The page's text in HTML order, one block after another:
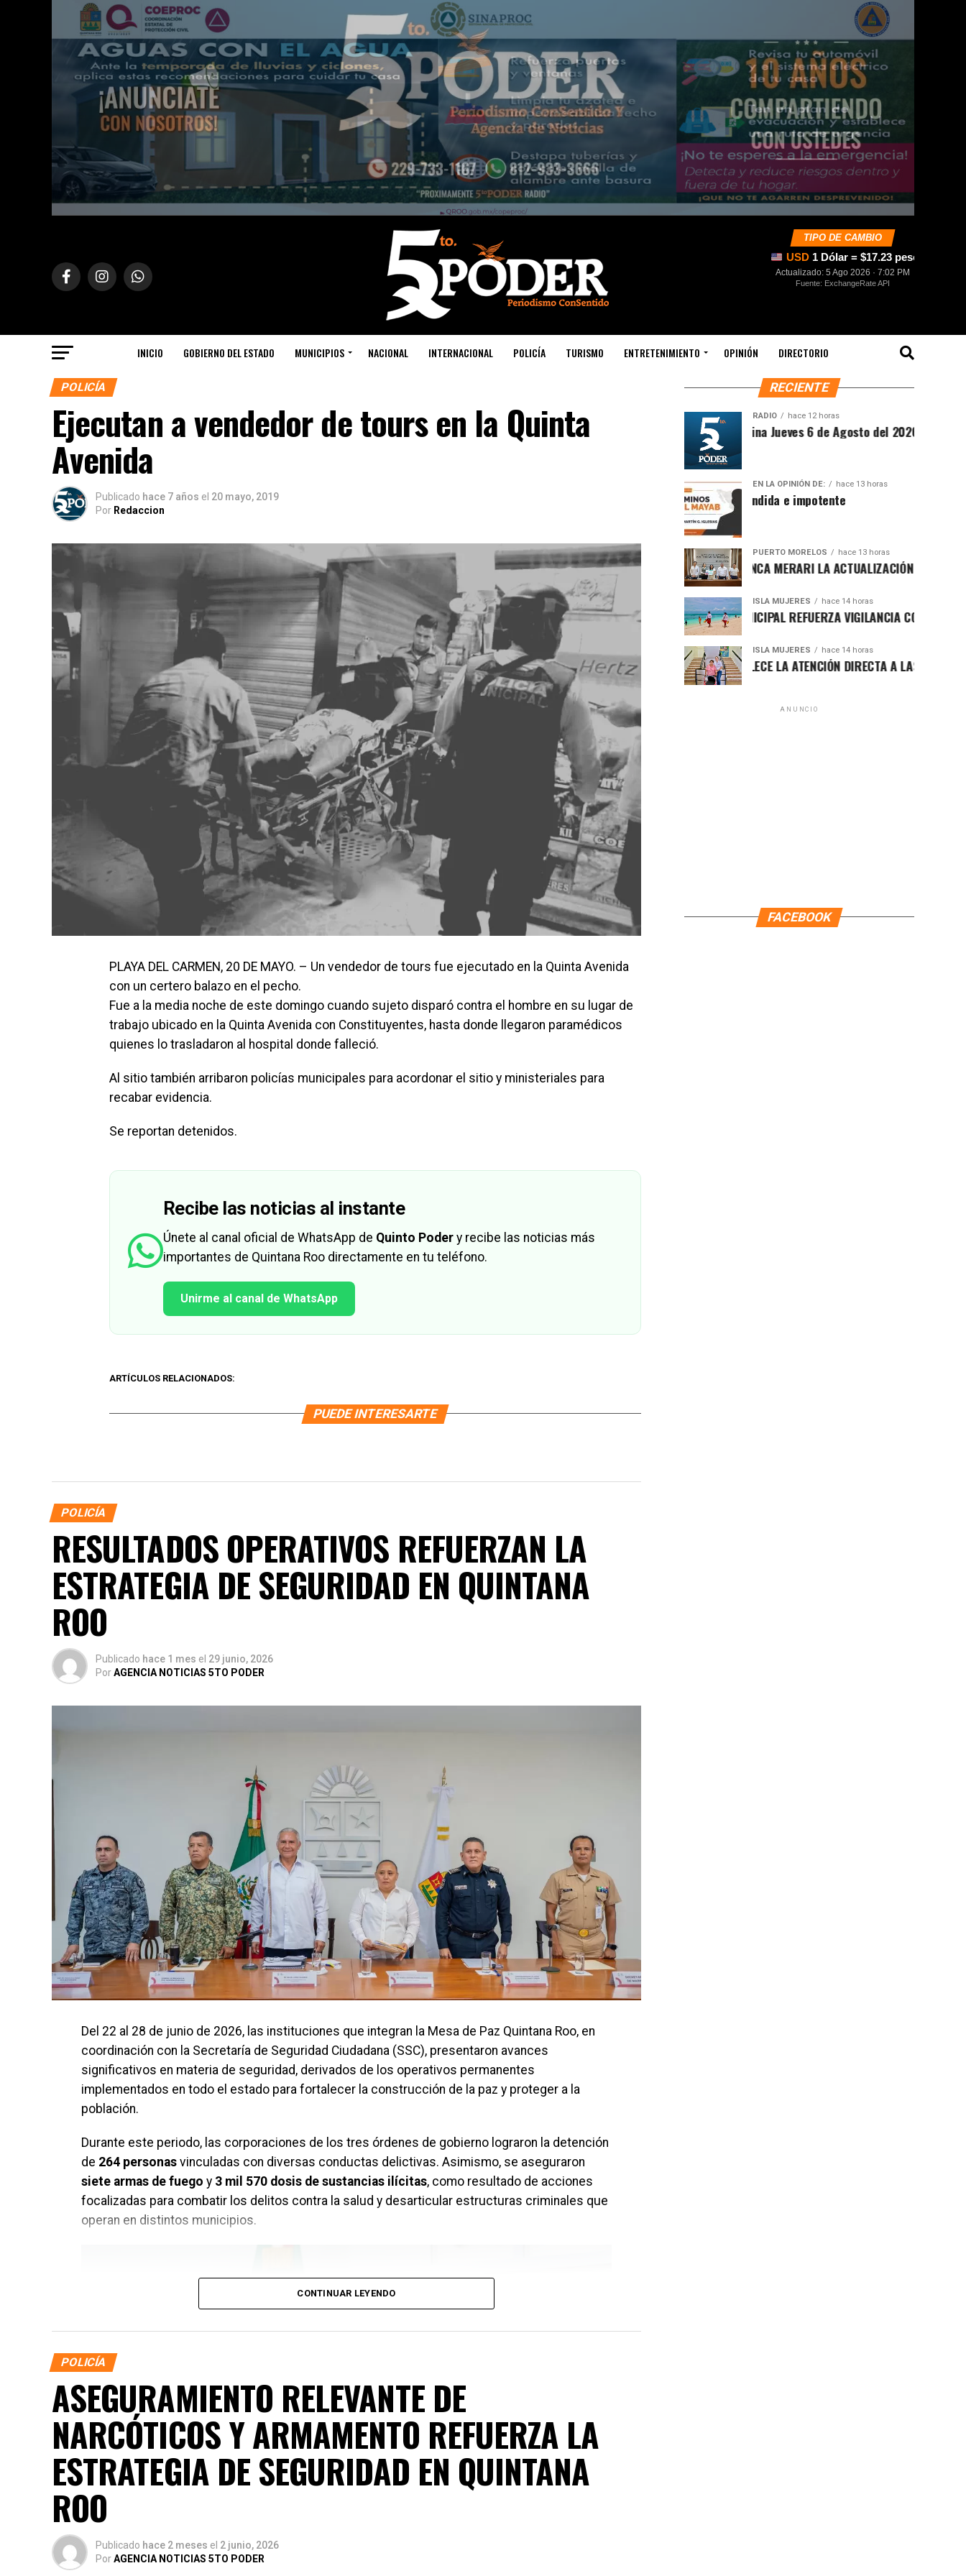
TIPO DE CAMBIO
USD 1 Dólar = $17.23 pesos
Actualizado: 5 Ago 2026 · 7:02 PM
Fuente: ExchangeRate API
INICIO GOBIERNO DEL ESTADO MUNICIPIOS NACIONAL INTERNACIONAL POLICÍA TURISMO ENTRETENIMIENTO OPINIÓN DIRECTORIO
POLICÍA
Ejecutan a vendedor de tours en la Quinta
Avenida
Publicado hace 7 años el 20 mayo, 2019
Por Redaccion
PLAYA DEL CARMEN, 20 DE MAYO. – Un vendedor de tours fue ejecutado en la Quinta Avenida
con un certero balazo en el pecho.
Fue a la media noche de este domingo cuando sujeto disparó contra el hombre en su lugar de
trabajo ubicado en la Quinta Avenida con Constituyentes, hasta donde llegaron paramédicos
quienes lo trasladaron al hospital donde falleció.
Al sitio también arribaron policías municipales para acordonar el sitio y ministeriales para
recabar evidencia.
Se reportan detenidos.
Recibe las noticias al instante
Únete al canal oficial de WhatsApp de Quinto Poder y recibe las noticias más
importantes de Quintana Roo directamente en tu teléfono.
Unirme al canal de WhatsApp
ARTÍCULOS RELACIONADOS:
PUEDE INTERESARTE
POLICÍA
RESULTADOS OPERATIVOS REFUERZAN LA
ESTRATEGIA DE SEGURIDAD EN QUINTANA
ROO
Publicado hace 1 mes el 29 junio, 2026
PorAGENCIA NOTICIAS 5TO PODER
Del 22 al 28 de junio de 2026, las instituciones que integran la Mesa de Paz Quintana Roo, en
coordinación con la Secretaría de Seguridad Ciudadana (SSC), presentaron avances
significativos en materia de seguridad, derivados de los operativos permanentes
implementados en todo el estado para fortalecer la construcción de la paz y proteger a la
población.
Durante este periodo, las corporaciones de los tres órdenes de gobierno lograron la detención
de 264 personas vinculadas con diversas conductas delictivas. Asimismo, se aseguraron
siete armas de fuego y 3 mil 570 dosis de sustancias ilícitas, como resultado de acciones
focalizadas para combatir los delitos contra la salud y desarticular estructuras criminales que
operan en distintos municipios.
CONTINUAR LEYENDO
POLICÍA
ASEGURAMIENTO RELEVANTE DE
NARCÓTICOS Y ARMAMENTO REFUERZA LA
ESTRATEGIA DE SEGURIDAD EN QUINTANA
ROO
Publicado hace 2 meses el 2 junio, 2026
PorAGENCIA NOTICIAS 5TO PODER
RECIENTE
RADIO hace 12 horas
Síntesis Matutina Jueves 6 de Agosto del 2026
EN LA OPINIÓN DE: hace 13 horas
Sociedad ofendida e impotente
PUERTO MORELOS hace 13 horas
PRESENTA BLANCA MERARI LA ACTUALIZACIÓN DEL ATLAS DE
ISLA MUJERES hace 14 horas
GOBIERNO MUNICIPAL REFUERZA VIGILANCIA CON
ISLA MUJERES hace 14 horas
ATENEA FORTALECE LA ATENCIÓN DIRECTA A LAS FAMILIAS
ANUNCIO
FACEBOOK